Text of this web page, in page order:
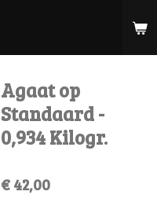
Agaat op
Standaard -
0,934 Kilogr.
€ 42,00